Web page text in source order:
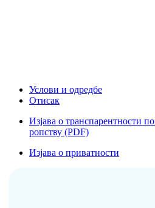
Услови и одредбе
Отисак
Изјава о транспарентности
ропству (PDF)
Изјава о приватности